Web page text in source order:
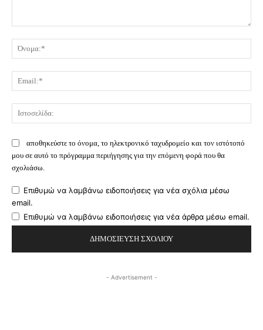
αποθηκεύστε το όνομα, το ηλεκτρονικό ταχυδρομείο και τον ιστότοπό
μου σε αυτό το πρόγραμμα περιήγησης για την επόμενη φορά που θα
σχολιάσω.
Επιθυμώ να λαμβάνω ειδοποιήσεις για νέα σχόλια μέσω
email.
Επιθυμώ να λαμβάνω ειδοποιήσεις για νέα άρθρα μέσω email.
- Advertisement -